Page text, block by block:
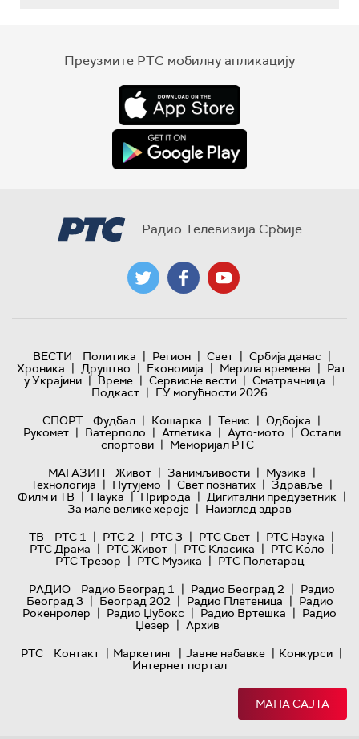
Преузмите РТС мобилну апликацију
Радио Телевизија Србије
ВЕСТИ Политика | Регион | Свет | Србија данас |
Хроника | Друштво | Економија | Мерила времена | Рат
у Украјини | Време | Сервисне вести | Сматрачница |
Подкаст | ЕУ могућности 2026
СПОРТ
Фудбал | Кошарка | Тенис | Одбојка |
Рукомет | Ватерполо | Атлетика | Ауто-мото | Остали
спортови | Меморијал РТС
МАГАЗИН
Живот | Занимљивости | Музика |
Технологијa | Путујемо | Свет познатих | Здравље |
Филм и ТВ | Наука | Природа | Дигитални предузетник |
За мале велике хероје | Наизглед здрав
ТВ
РТС 1 | РТС 2 | РТС 3 | РТС Свет | РТС Наука |
РТС Драма | РТС Живот | РТС Класика | РТС Коло |
РТС Трезор | РТС Музика | РТС Полетарац
РАДИО
Радио Београд 1 | Радио Београд 2 | Радио
Београд 3 | Београд 202 | Радио Плетеница | Радио
Рокенролер | Радио Џубокс | Радио Вртешка | Радио
Џезер | Архив
РТС
Контакт | Маркетинг | Јавне набавке | Конкурси |
Интернет портал
МАПА САЈТА